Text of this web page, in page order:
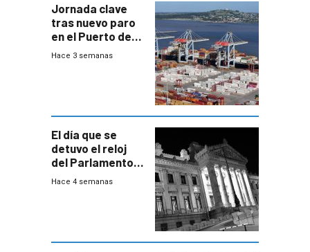
Jornada clave
tras nuevo paro
en el Puerto de
Montevideo
Hace 3 semanas
El día que se
detuvo el reloj
del Parlamento
para negociar
Hace 4 semanas